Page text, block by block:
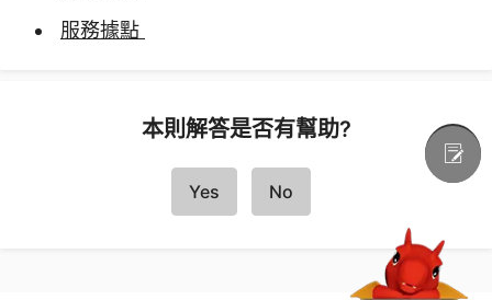
服務據點
本則解答是否有幫助?
Yes No